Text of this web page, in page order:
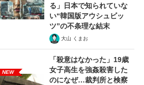
る」日本で知られていな
い“韓国版アウシュビッ
ツ”の不条理な結末
大山 くまお
NEW
「殺意はなかった」19歳
女子高生を強姦殺害した
のになぜ…裁判所と検察